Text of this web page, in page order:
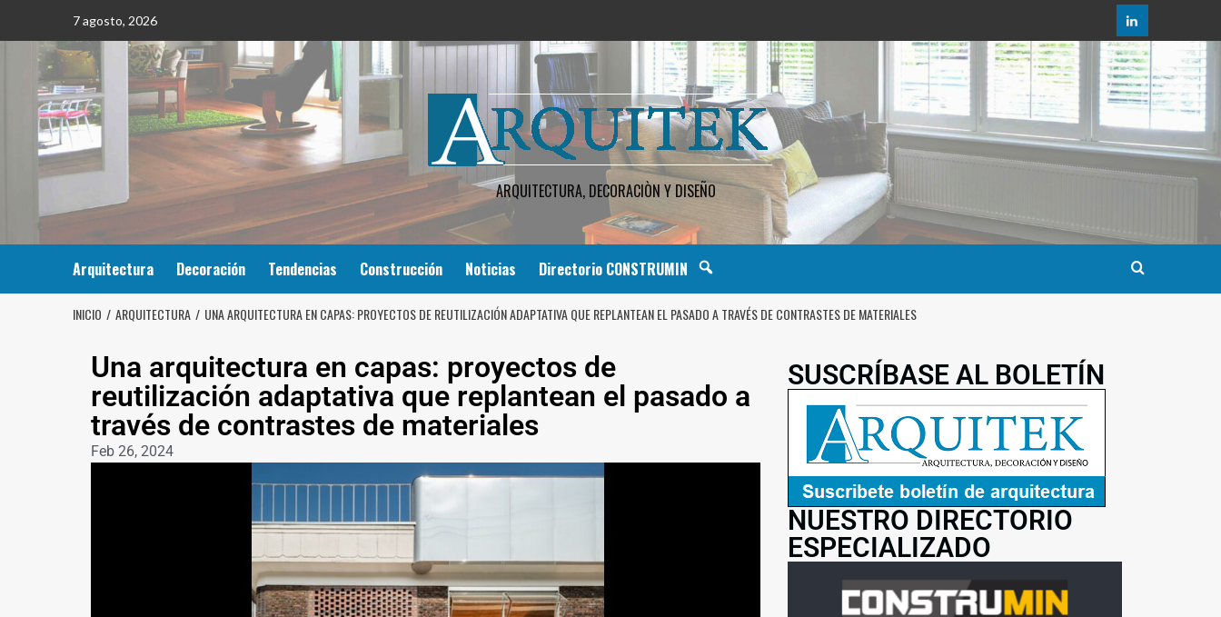
7 agosto, 2026
ARQUITECTURA, DECORACIÒN Y DISEÑO
Arquitectura Decoración Tendencias Construcción Noticias Directorio CONSTRUMIN
INICIO ARQUITECTURA UNA ARQUITECTURA EN CAPAS: PROYECTOS DE REUTILIZACIÓN ADAPTATIVA QUE REPLANTEAN EL PASADO A TRAVÉS DE CONTRASTES DE MATERIALES
Una arquitectura en capas: proyectos de
reutilización adaptativa que replantean el pasado a
través de contrastes de materiales
Feb 26, 2024
SUSCRÍBASE AL BOLETÍN
NUESTRO DIRECTORIO
ESPECIALIZADO